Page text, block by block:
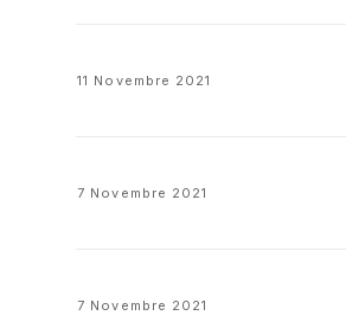
11 Novembre 2021
7 Novembre 2021
7 Novembre 2021